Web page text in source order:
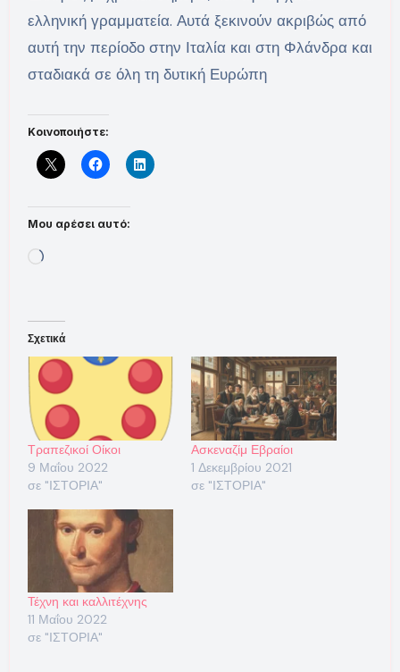
ελληνική γραμματεία. Αυτά ξεκινούν ακριβώς από
αυτή την περίοδο στην Ιταλία και στη Φλάνδρα και
σταδιακά σε όλη τη δυτική Ευρώπη
Κοινοποιήστε:
Μου αρέσει αυτό:
Loading…
Σχετικά
Τραπεζικοί Οίκοι
9 Μαΐου 2022
σε "ΙΣΤΟΡΙΑ"
Ασκεναζίμ Εβραίοι
1 Δεκεμβρίου 2021
σε "ΙΣΤΟΡΙΑ"
Τέχνη και καλλιτέχνης
11 Μαΐου 2022
σε "ΙΣΤΟΡΙΑ"